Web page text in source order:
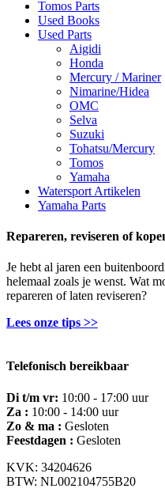
Tomos Parts
Used Books
Used Parts
Aigidi
Honda
Mercury / Mariner
Nimarine/Hidea
OMC
Selva
Suzuki
Tohatsu/Mercury
Tomos
Yamaha
Watersport Artikelen
Yamaha Parts
Repareren, reviseren of
Je hebt al jaren een
helemaal zoals je wenst. Wat
repareren of laten reviseren?
Lees onze tips >>
Telefonisch bereikbaar
Di t/m vr: 10:00 - 17:00 uur
Za : 10:00 - 14:00 uur
Zo & ma : Gesloten
Feestdagen : Gesloten
KVK: 34204626
BTW: NL002104755B20